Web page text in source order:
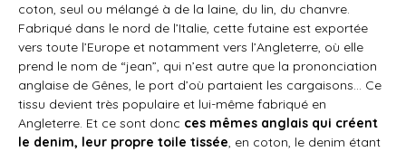
coton, seul ou mélangé à de la laine, du lin, du chanvre.
Fabriqué dans le nord de l’Italie, cette futaine est exportée
vers toute l’Europe et notamment vers l’Angleterre, où elle
prend le nom de “jean”, qui n’est autre que la prononciation
anglaise de Gênes, le port d’où partaient les cargaisons… Ce
tissu devient très populaire et lui-même fabriqué en
Angleterre. Et ce sont donc ces mêmes anglais qui créent
le denim, leur propre toile tissée, en coton, le denim étant